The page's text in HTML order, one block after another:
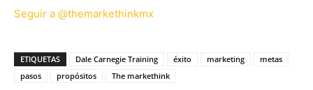
Seguir a @themarkethinkmx
ETIQUETAS Dale Carnegie Training éxito marketing
metas
pasos
propósitos The markethink